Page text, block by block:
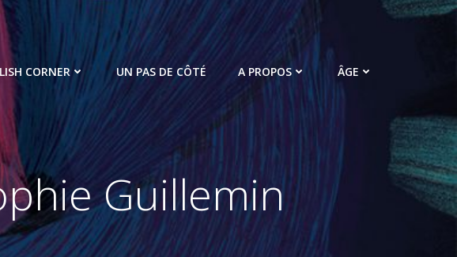
CORNER UN PAS DE CÔTÉ A PROPOS ÂGE
Guillemin